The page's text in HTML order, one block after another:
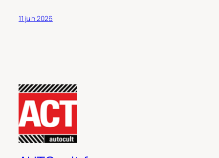
11 juin 2026